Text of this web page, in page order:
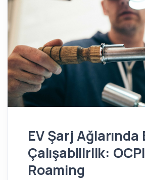
EV Şarj
Çalışabilirlik:
Roaming